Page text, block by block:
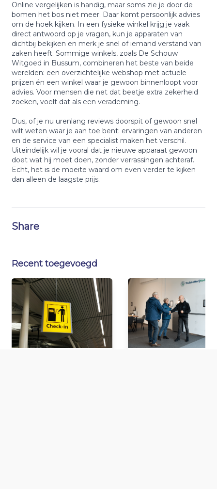
Online vergelijken is handig, maar soms zie je door de
bomen het bos niet meer. Daar komt persoonlijk advies
om de hoek kijken. In een fysieke winkel krijg je vaak
direct antwoord op je vragen, kun je apparaten van
dichtbij bekijken en merk je snel of iemand verstand van
zaken heeft. Sommige winkels, zoals De Schouw
Witgoed in Bussum, combineren het beste van beide
werelden: een overzichtelijke webshop met actuele
prijzen én een winkel waar je gewoon binnenloopt voor
advies. Voor mensen die net dat beetje extra zekerheid
zoeken, voelt dat als een verademing.
Dus, of je nu urenlang reviews doorspit of gewoon snel
wilt weten waar je aan toe bent: ervaringen van anderen
en de service van een specialist maken het verschil.
Uiteindelijk wil je vooral dat je nieuwe apparaat gewoon
doet wat hij moet doen, zonder verrassingen achteraf.
Echt, het is de moeite waard om even verder te kijken
dan alleen de laagste prijs.
Share
Recent toegevoegd